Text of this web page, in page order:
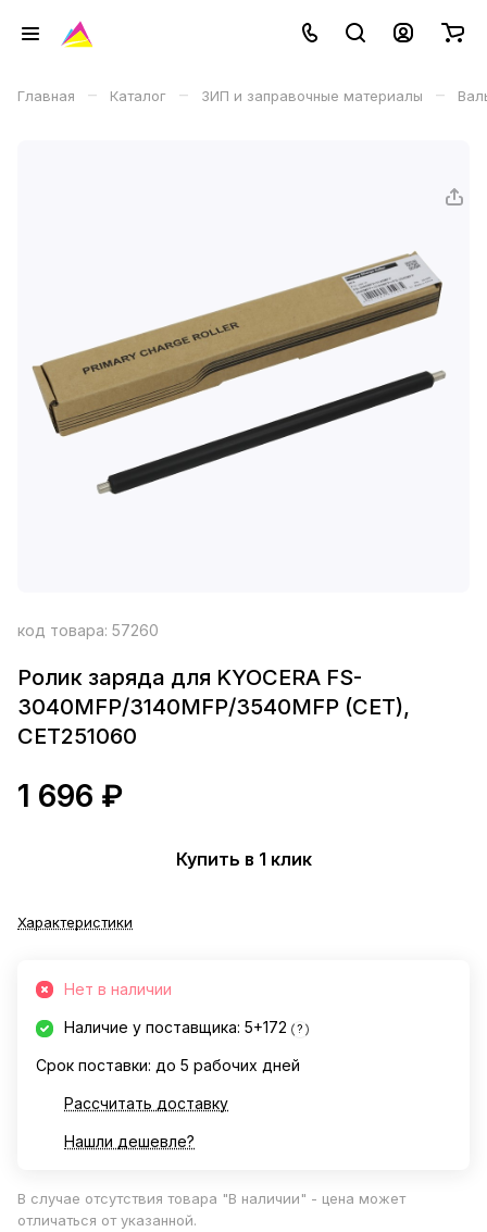
Главная – Каталог – ЗИП и заправочные материалы –
код товара: 57260
Ролик заряда для KYOCERA FS-
3040MFP/3140MFP/3540MFP (CET),
CET251060
1 696 ₽
Купить в 1 клик
Характеристики
Нет в наличии
Наличие у поставщика: 5+172 ?
Срок поставки: до 5 рабочих дней
Рассчитать доставку
Нашли дешевле?
В случае отсутствия товара "В наличии" - цена может
отличаться от указанной.